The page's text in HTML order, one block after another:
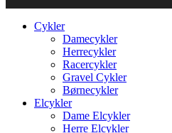
Cykler
Damecykler
Herrecykler
Racercykler
Gravel Cykler
Børnecykler
Elcykler
Dame Elcykler
Herre Elcykler